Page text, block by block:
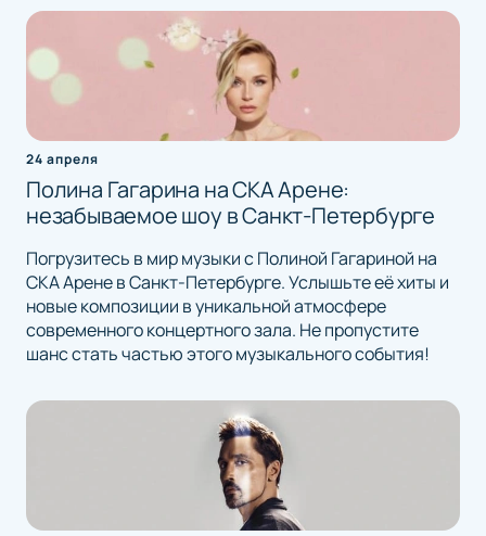
24 апреля
Полина Гагарина на СКА Арене:
незабываемое шоу в Санкт-Петербурге
Погрузитесь в мир музыки с Полиной Гагариной на
СКА Арене в Санкт-Петербурге. Услышьте её хиты и
новые композиции в уникальной атмосфере
современного концертного зала. Не пропустите
шанс стать частью этого музыкального события!